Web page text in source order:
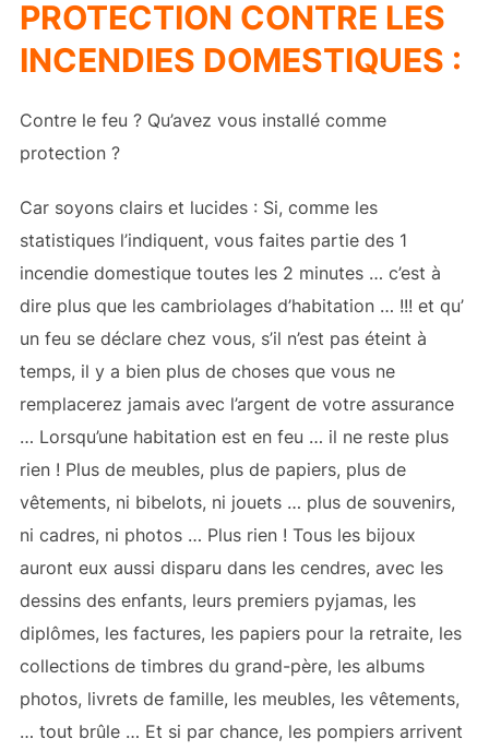
PROTECTION CONTRE LES
INCENDIES DOMESTIQUES :
Contre le feu ? Qu’avez vous installé comme
protection ?
Car soyons clairs et lucides : Si, comme les
statistiques l’indiquent, vous faites partie des 1
incendie domestique toutes les 2 minutes … c’est à
dire plus que les cambriolages d’habitation … !!! et qu’
un feu se déclare chez vous, s’il n’est pas éteint à
temps, il y a bien plus de choses que vous ne
remplacerez jamais avec l’argent de votre assurance
… Lorsqu’une habitation est en feu … il ne reste plus
rien ! Plus de meubles, plus de papiers, plus de
vêtements, ni bibelots, ni jouets … plus de souvenirs,
ni cadres, ni photos … Plus rien ! Tous les bijoux
auront eux aussi disparu dans les cendres, avec les
dessins des enfants, leurs premiers pyjamas, les
diplômes, les factures, les papiers pour la retraite, les
collections de timbres du grand-père, les albums
photos, livrets de famille, les meubles, les vêtements,
… tout brûle … Et si par chance, les pompiers arrivent